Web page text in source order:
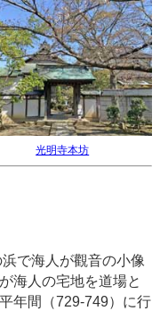
光明寺本坊
で海人が觀音の小像
海人の宅地を道場と
年間（729-749）に行